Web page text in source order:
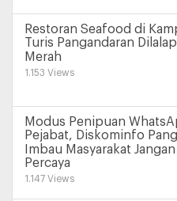
Restoran Seafood di
Turis Pangandaran
Merah
1.153 Views
Modus Penipuan
Pejabat, Diskominfo
Imbau Masyarakat
Percaya
1.147 Views